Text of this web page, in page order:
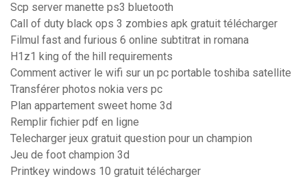
Scp server manette ps3 bluetooth
Call of duty black ops 3 zombies apk gratuit télécharger
Filmul fast and furious 6 online subtitrat in romana
H1z1 king of the hill requirements
Comment activer le wifi sur un pc portable toshiba satellite
Transférer photos nokia vers pc
Plan appartement sweet home 3d
Remplir fichier pdf en ligne
Telecharger jeux gratuit question pour un champion
Jeu de foot champion 3d
Printkey windows 10 gratuit télécharger